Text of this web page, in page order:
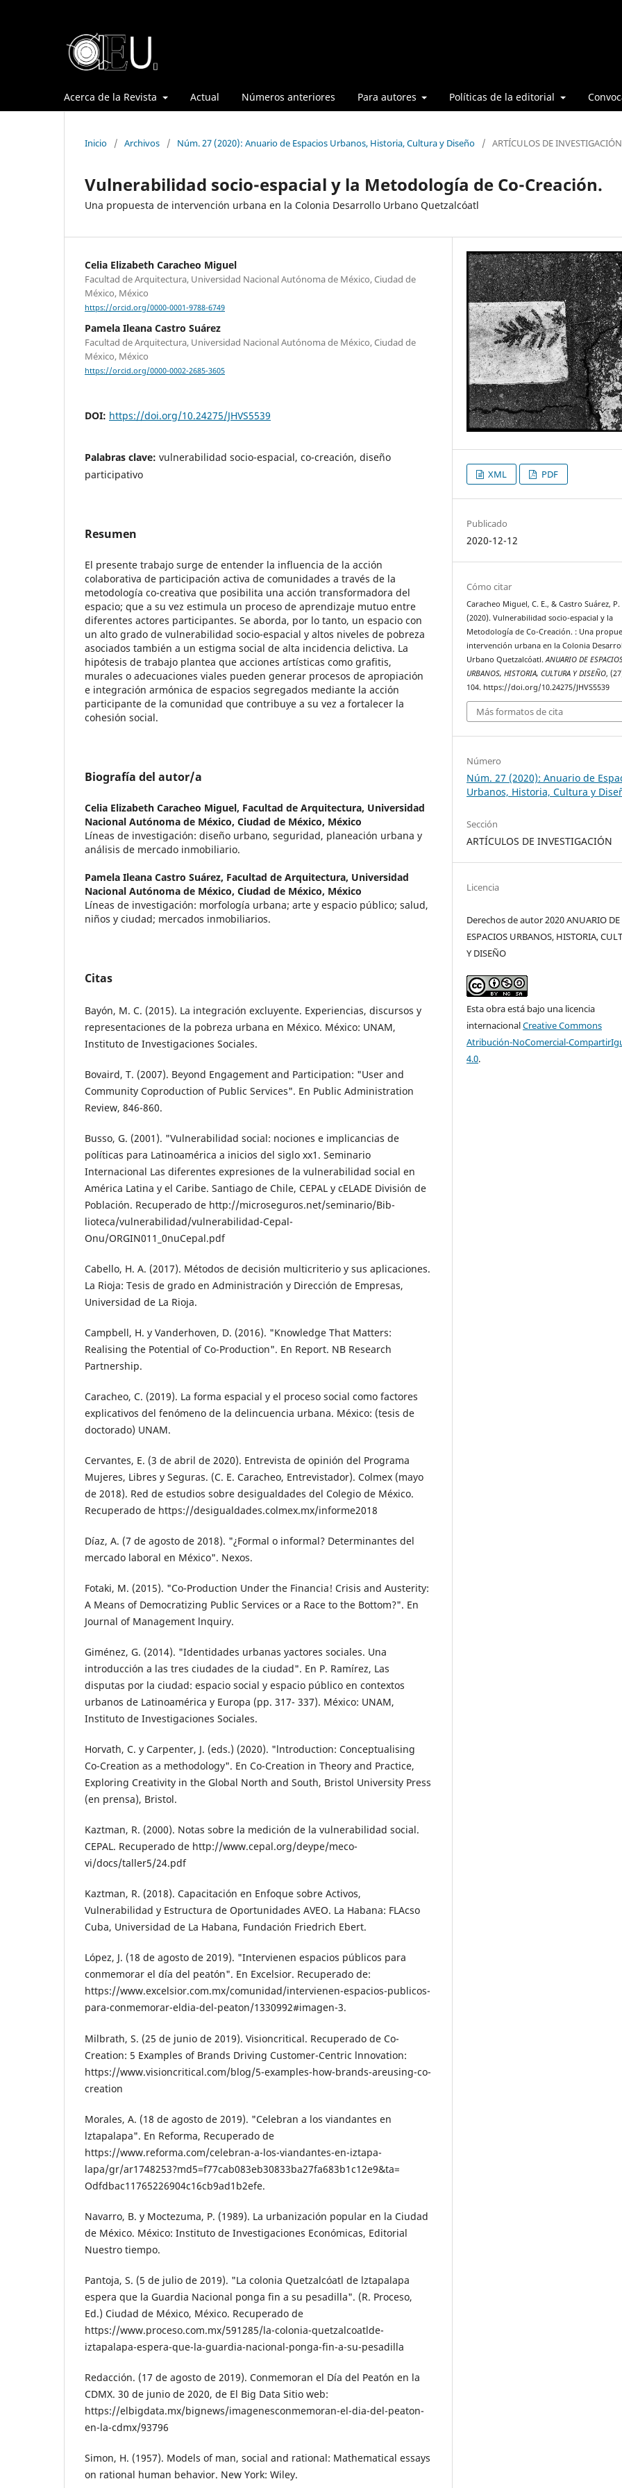
Acerca de la Revista Actual Números anteriores Para autores Políticas de la editorial
Inicio / Archivos / Núm. 27 (2020): Anuario de Espacios Urbanos, Historia, Cultura y Diseño / ARTÍCULOS DE INVESTIGACIÓN
Vulnerabilidad socio-espacial y la Metodología de Co-Creación.
Una propuesta de intervención urbana en la Colonia Desarrollo Urbano Quetzalcóatl
Celia Elizabeth Caracheo Miguel
Facultad de Arquitectura, Universidad Nacional Autónoma de México, Ciudad de
México, México
https://orcid.org/0000-0001-9788-6749
Pamela Ileana Castro Suárez
Facultad de Arquitectura, Universidad Nacional Autónoma de México, Ciudad de
México, México
https://orcid.org/0000-0002-2685-3605
DOI: https://doi.org/10.24275/JHVS5539
Palabras clave: vulnerabilidad socio-espacial, co-creación, diseño
participativo
Resumen
El presente trabajo surge de entender la influencia de la acción
colaborativa de participación activa de comunidades a través de la
metodología co-creativa que posibilita una acción transformadora del
espacio; que a su vez estimula un proceso de aprendizaje mutuo entre
diferentes actores participantes. Se aborda, por lo tanto, un espacio con
un alto grado de vulnerabilidad socio-espacial y altos niveles de pobreza
asociados también a un estigma social de alta incidencia delictiva. La
hipótesis de trabajo plantea que acciones artísticas como grafitis,
murales o adecuaciones viales pueden generar procesos de apropiación
e integración armónica de espacios segregados mediante la acción
participante de la comunidad que contribuye a su vez a fortalecer la
cohesión social.
Biografía del autor/a
Celia Elizabeth Caracheo Miguel, Facultad de Arquitectura, Universidad
Nacional Autónoma de México, Ciudad de México, México
Líneas de investigación: diseño urbano, seguridad, planeación urbana y
análisis de mercado inmobiliario.
Pamela Ileana Castro Suárez, Facultad de Arquitectura, Universidad
Nacional Autónoma de México, Ciudad de México, México
Líneas de investigación: morfología urbana; arte y espacio público; salud,
niños y ciudad; mercados inmobiliarios.
Citas
Bayón, M. C. (2015). La integración excluyente. Experiencias, discursos y
representaciones de la pobreza urbana en México. México: UNAM,
Instituto de Investigaciones Sociales.
Bovaird, T. (2007). Beyond Engagement and Participation: "User and
Community Co­production of Public Services". En Public Administration
Review, 846-860.
Busso, G. (2001). "Vulnerabilidad social: no­ciones e implicancias de
políticas para Latinoamérica a inicios del siglo xx1. Seminario
Internacional Las diferentes expresiones de la vulnerabilidad social en
América Latina y el Caribe. Santiago de Chile, CEPAL y cE­LADE División de
Población. Recuperado de http://microseguros.net/seminario/Bib­
lioteca/vulnerabilidad/vulnerabilidad-Ce­pal-
Onu/ORGIN011_0nuCepal.pdf
Cabello, H. A. (2017). Métodos de decisión multicriterio y sus aplicaciones.
La Rioja: Tesis de grado en Administración y Direc­ción de Empresas,
Universidad de La Rioja.
Campbell, H. y Vanderhoven, D. (2016). "Knowledge That Matters:
Realising the Potential of Co-Production". En Report. NB Research
Partnership.
Caracheo, C. (2019). La forma espacial y el proceso social como factores
explicativos del fenómeno de la delincuencia urbana. México: (tesis de
doctorado) UNAM.
Cervantes, E. (3 de abril de 2020). Entrevista de opinión del Programa
Mujeres, Libres y Seguras. (C. E. Caracheo, Entrevistador). Colmex (mayo
de 2018). Red de estudios sobre desigualdades del Colegio de México.
Re­cuperado de https://desigualdades.colmex.mx/informe2018
Díaz, A. (7 de agosto de 2018). "¿Formal o in­formal? Determinantes del
mercado laboral en México". Nexos.
Fotaki, M. (2015). "Co-Production Under the Financia! Crisis and Austerity:
A Means of Democratizing Public Services or a Race to the Bottom?". En
Journal of Management lnquiry.
Giménez, G. (2014). "Identidades urbanas yac­tores sociales. Una
introducción a las tres ciudades de la ciudad". En P. Ramírez, Las
disputas por la ciudad: espacio social y espacio público en contextos
urbanos de Latinoamérica y Europa (pp. 317- 337). México: UNAM,
Instituto de Investigaciones Sociales.
Horvath, C. y Carpenter, J. (eds.) (2020). "ln­troduction: Conceptualising
Co-Creation as a methodology". En Co-Creation in Theory and Practice,
Exploring Creativity in the Global North and South, Bristol University Press
(en prensa), Bristol.
Kaztman, R. (2000). Notas sobre la medición de la vulnerabilidad social.
CEPAL. Recupera­do de http://www.cepal.org/deype/meco­
vi/docs/taller5/24.pdf
Kaztman, R. (2018). Capacitación en Enfoque sobre Activos,
Vulnerabilidad y Estructura de Oportunidades AVEO. La Habana: FLAcso
Cuba, Universidad de La Habana, Funda­ción Friedrich Ebert.
López, J. (18 de agosto de 2019). "Inter­vienen espacios públicos para
conme­morar el día del peatón". En Excelsior. Recuperado de:
https://www.excelsior.com.mx/comunidad/intervienen-es­pacios-publicos-
para-conmemorar-el­dia-del-peaton/1330992#imagen-3.
Milbrath, S. (25 de junio de 2019). Visioncriti­cal. Recuperado de Co-
Creation: 5 Exam­ples of Brands Driving Customer-Centric lnnovation:
https://www.visioncritical.com/blog/5-examples-how-brands-are­using-co-
creation
Morales, A. (18 de agosto de 2019). "Celebran a los viandantes en
lztapalapa". En Refor­ma, Recuperado de
https://www.reforma.com/celebran-a-los-viandantes-en-iztapa­
lapa/gr/ar1748253?md5=f77cab083eb30833ba27fa683b1c12e9&ta=
Odfdbac11765226904c16cb9ad1b2efe.
Navarro, B. y Moctezuma, P. (1989). La urba­nización popular en la Ciudad
de México. México: Instituto de Investigaciones Econó­micas, Editorial
Nuestro tiempo.
Pantoja, S. (5 de julio de 2019). "La colonia Quetzalcóatl de lztapalapa
espera que la Guardia Nacional ponga fin a su pesadilla". (R. Proceso,
Ed.) Ciudad de México, Méxi­co. Recuperado de
https://www.proceso.com.mx/591285/la-colonia-quetzalcoatl­de-
iztapalapa-espera-que-la-guardia-na­cional-ponga-fin-a-su-pesadilla
Redacción. (17 de agosto de 2019). Conme­moran el Día del Peatón en la
CDMX. 30 de junio de 2020, de El Big Data Sitio web:
https://elbigdata.mx/bignews/imagenes­conmemoran-el-dia-del-peaton-
en-la-cd­mx/93796
Simon, H. (1957). Models of man, social and rational: Mathematical essays
on rational human behavior. New York: Wiley.
XML PDF
Publicado
2020-12-12
Cómo citar
Caracheo Miguel, C. E., & Castro Suárez, P.
(2020). Vulnerabilidad socio-espacial y la
Metodología de Co-Creación. : Una
intervención urbana en la Colonia
Urbano Quetzalcóatl.ANUARIO DE
URBANOS, HISTORIA, CULTURA Y DISEÑO,
104. https://doi.org/10.24275/JHVS5539
Más formatos de cita
Número
Núm. 27 (2020): Anuario de
Urbanos, Historia, Cultura y
Sección
ARTÍCULOS DE INVESTIGACIÓN
Licencia
Derechos de autor 2020 ANUARIO DE
ESPACIOS URBANOS, HISTORIA,
Y DISEÑO
Esta obra está bajo una licencia
internacionalCreative Commons
Atribución-NoComercial-
4.0.